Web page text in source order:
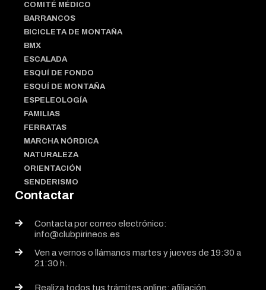
COMITÉ MÉDICO
BARRANCOS
BICICLETA DE MONTAÑA
BMX
ESCALADA
ESQUÍ DE FONDO
ESQUÍ DE MONTAÑA
ESPELEOLOGÍA
FAMILIAS
FERRATAS
MARCHA NÓRDICA
NATURALEZA
ORIENTACIÓN
SENDERISMO
Contactar
Contacta por correo electrónico:
info@clubpirineos.es
Ven a vernos o llámanos martes y jueves de 19:30 a
21:30 h.
Realiza todos tus trámites online: afiliación,